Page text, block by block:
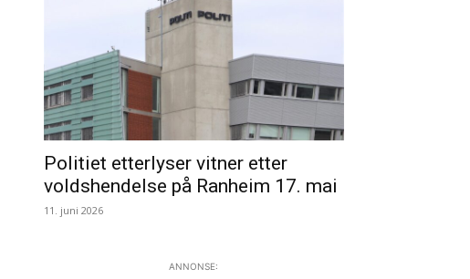
Politiet etterlyser vitner etter
voldshendelse på Ranheim 17. mai
11. juni 2026
ANNONSE: